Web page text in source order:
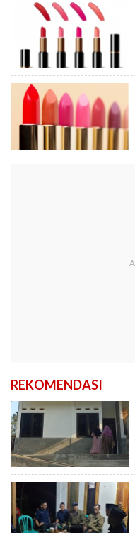
REKOMENDASI